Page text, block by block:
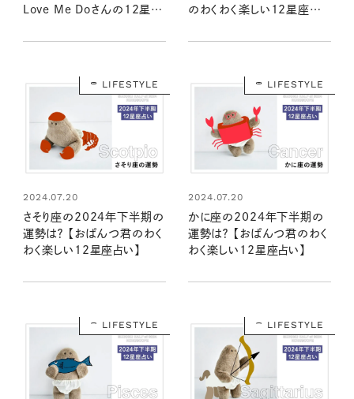
Love Me Doさんの12星座
のわくわく楽しい12星座占
LIFESTYLE
2024.07.20
さそり座の2024年下半期の
運勢は？ 【おぱんつ君のわく
わく楽しい12星座占い】
LIFESTYLE
2024.07.20
かに座の2024年下半期の
運勢は？ 【おぱんつ君のわく
わく楽しい12星座占い】
LIFESTYLE LIFESTYLE